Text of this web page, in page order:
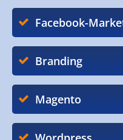
Facebook-
Branding
Magento